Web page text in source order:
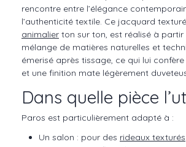
rencontre entre l’élégance
l’authenticité textile. Ce jacquard
animalier ton sur ton, est réalisé à partir
mélange de matières naturelles et
émerisé après tissage, ce qui lui
et une finition mate légèrement
Dans quelle pièce
Paros est particulièrement adapté à :
Un salon : pour des rideaux texturés